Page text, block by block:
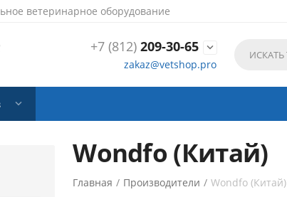
ветеринарное оборудование
+7 (812)209-30-65 
zakaz@vetshop.pro
Wondfo (Китай)
Главная / Производители / Wondfo (Китай)